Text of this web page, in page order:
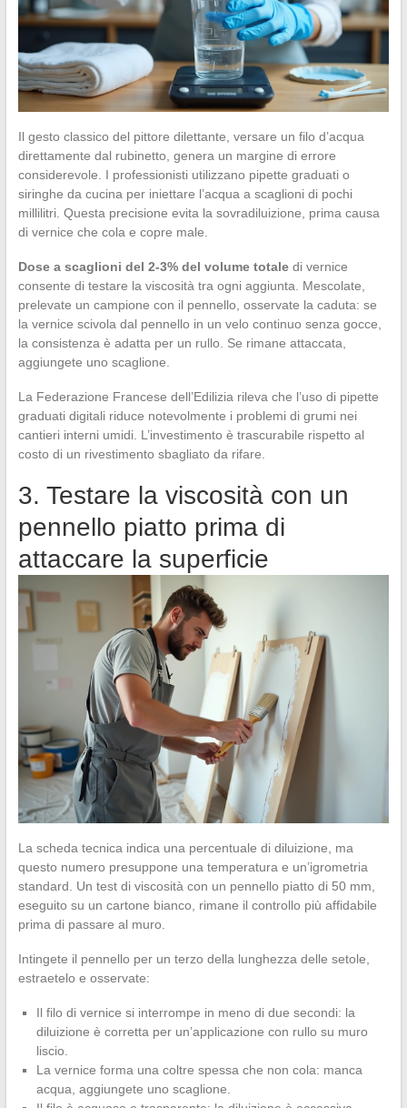
Il gesto classico del pittore dilettante, versare un filo d’acqua
direttamente dal rubinetto, genera un margine di errore
considerevole. I professionisti utilizzano pipette graduati o
siringhe da cucina per iniettare l’acqua a scaglioni di pochi
millilitri. Questa precisione evita la sovradiluizione, prima causa
di vernice che cola e copre male.
Dose a scaglioni del 2-3% del volume totaledi vernice
consente di testare la viscosità tra ogni aggiunta. Mescolate,
prelevate un campione con il pennello, osservate la caduta: se
la vernice scivola dal pennello in un velo continuo senza gocce,
la consistenza è adatta per un rullo. Se rimane attaccata,
aggiungete uno scaglione.
La Federazione Francese dell’Edilizia rileva che l’uso di pipette
graduati digitali riduce notevolmente i problemi di grumi nei
cantieri interni umidi. L’investimento è trascurabile rispetto al
costo di un rivestimento sbagliato da rifare.
3. Testare la viscosità con un
pennello piatto prima di
attaccare la superficie
La scheda tecnica indica una percentuale di diluizione, ma
questo numero presuppone una temperatura e un’igrometria
standard. Un test di viscosità con un pennello piatto di 50 mm,
eseguito su un cartone bianco, rimane il controllo più affidabile
prima di passare al muro.
Intingete il pennello per un terzo della lunghezza delle setole,
estraetelo e osservate:
Il filo di vernice si interrompe in meno di due secondi: la
diluizione è corretta per un’applicazione con rullo su muro
liscio.
La vernice forma una coltre spessa che non cola: manca
acqua, aggiungete uno scaglione.